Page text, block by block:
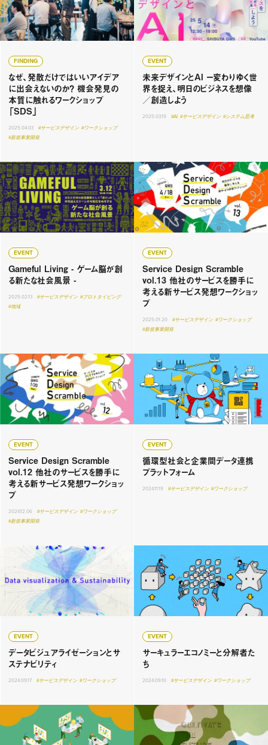
FINDING
なぜ、発散だけではいいアイデア
に出会えないのか？ 機会発見の
本質に触れるワークショップ
「SDS」
2025.04.03 #サービスデザイン #ワークショップ
#新規事業開発
EVENT
未来デザインとAI ー変わりゆく世
界を捉え、明日のビジネスを想像
／創造しよう
2025.03.19 #AI #サービスデザイン #システム思考
EVENT
Gameful Living - ゲーム脳が創
る新たな社会風景 -
2025.02.13 #サービスデザイン #プロトタイピング
#地域
EVENT
Service Design Scramble
vol.13 他社のサービスを勝手に
考える新サービス発想ワークショッ
プ
2025.01.20 #サービスデザイン #ワークショップ
#新規事業開発
EVENT
Service Design Scramble
vol.12 他社のサービスを勝手に
考える新サービス発想ワークショッ
プ
2024.12.06 #サービスデザイン #ワークショップ
#新規事業開発
EVENT
循環型社会と企業間データ連携
プラットフォーム
2024.11.19 #サービスデザイン #ワークショップ
EVENT
データビジュアライゼーションとサ
ステナビリティ
2024.09.17 #サービスデザイン #ワークショップ
EVENT
サーキュラーエコノミーと分解者た
ち
2024.09.10 #サービスデザイン #ワークショップ